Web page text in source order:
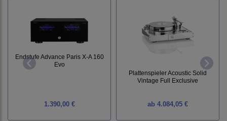
Endstufe Advance Paris X-A 160
Evo
1.390,00 €
Plattenspieler Acoustic Solid
Vintage Full Exclusive
ab 4.084,05 €